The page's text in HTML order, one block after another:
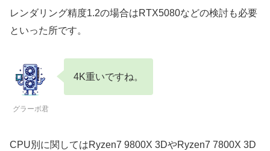
レンダリング精度1.2の場合はRTX5080などの検討も必要
といった所です。
グラーボ君
4K重いですね。
CPU別に関してはRyzen7 9800X 3DやRyzen7 7800X 3D